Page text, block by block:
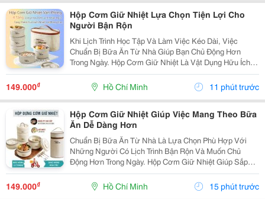
Hộp Cơm Giữ Nhiệt Lựa Chọn Tiện Lợi Cho
Người Bận Rộn
Khi Lịch Trình Học Tập Và Làm Việc Kéo Dài, Việc
Chuẩn Bị Bữa Ăn Từ Nhà Giúp Bạn Chủ Động Hơn
Trong Ngày. Hộp Cơm Giữ Nhiệt Là Vật Dụng Hữu Ích,
Hỗ Trợ Mang Theo Cơm Và Các Món Ăn Một Cách Gọn
Gàng, Phù Hợp Với Nhiều Nhu Cầu Sử Dụng. Chọn Hộp
149.000₫ Hồ Chí Minh 11 phút trước
Hộp Cơm Giữ Nhiệt Giúp Việc Mang Theo Bữa
Ăn Dễ Dàng Hơn
Chuẩn Bị Bữa Ăn Từ Nhà Là Lựa Chọn Phù Hợp Với
Những Người Có Lịch Trình Bận Rộn Và Muốn Chủ
Động Hơn Trong Ngày. Hộp Cơm Giữ Nhiệt Giúp Sắp
Xếp Các Món Ăn Gọn Gàng, Thuận Tiện Mang Theo Khi
Đi Học, Đi Làm Hoặc Tham Gia Các Hoạt Động Bên
Ngoài. Lựa...
149.000₫ Hồ Chí Minh 15 phút trước